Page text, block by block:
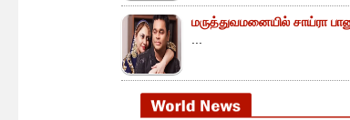
மருத்துவமனையில் சாய்ரா
...